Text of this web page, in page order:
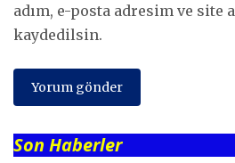
adım, e-posta adresim ve site
kaydedilsin.
Son Haberler